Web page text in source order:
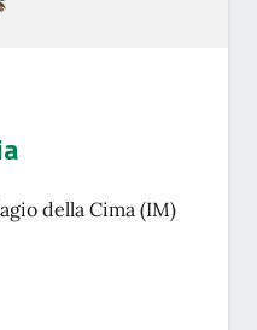
della Cima (IM)